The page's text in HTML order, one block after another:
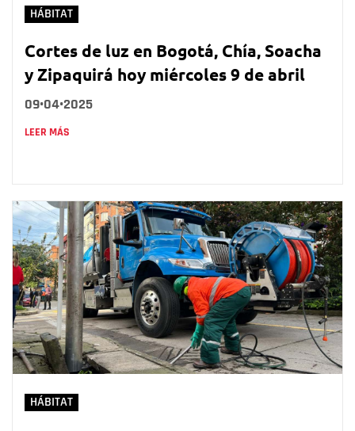
HÁBITAT
Cortes de luz en Bogotá, Chía, Soacha
y Zipaquirá hoy miércoles 9 de abril
09•04•2025
LEER MÁS
HÁBITAT